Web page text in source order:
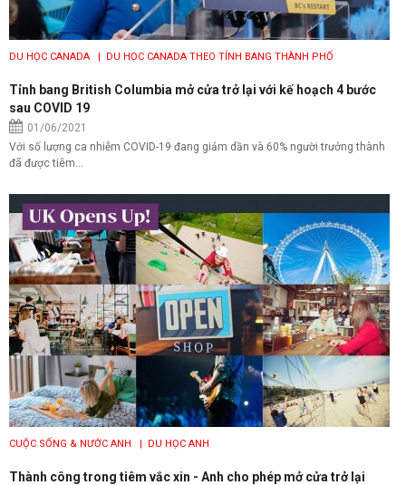
DU HỌC CANADA | DU HỌC CANADA THEO TỈNH BANG THÀNH PHỐ
Tỉnh bang British Columbia mở cửa trở lại với kế hoạch 4 bước
sau COVID 19
01/06/2021
Với số lượng ca nhiễm COVID-19 đang giảm dần và 60% người trưởng thành
đã được tiêm...
CUỘC SỐNG & NƯỚC ANH | DU HỌC ANH
Thành công trong tiêm vắc xin - Anh cho phép mở cửa trở lại